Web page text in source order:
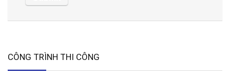
CÔNG TRÌNH THI CÔNG